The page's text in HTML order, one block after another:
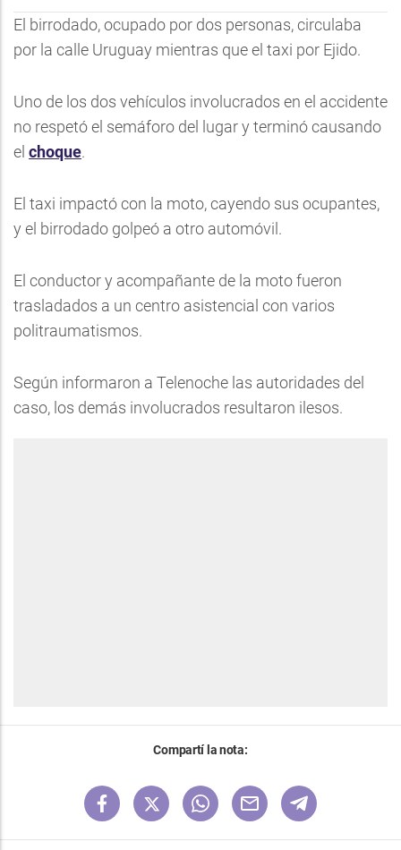
El birrodado, ocupado por dos personas, circulaba
por la calle Uruguay mientras que el taxi por Ejido.
Uno de los dos vehículos involucrados en el accidente
no respetó el semáforo del lugar y terminó causando
el choque.
El taxi impactó con la moto, cayendo sus ocupantes,
y el birrodado golpeó a otro automóvil.
El conductor y acompañante de la moto fueron
trasladados a un centro asistencial con varios
politraumatismos.
Según informaron a Telenoche las autoridades del
caso, los demás involucrados resultaron ilesos.
Compartí la nota: